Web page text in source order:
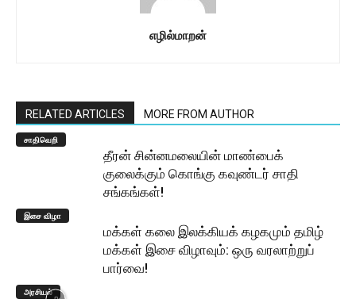
எழில்மாறன்
RELATED ARTICLES MORE FROM AUTHOR
சாதிவெறி
தீரன் சின்னமலையின் மாண்பைக்
குலைக்கும் கொங்கு கவுண்டர் சாதி
சங்கங்கள்!
இசை விழா
மக்கள் கலை இலக்கியக் கழகமும் தமிழ்
மக்கள் இசை விழாவும்: ஒரு வரலாற்றுப்
பார்வை!
அரசியல்